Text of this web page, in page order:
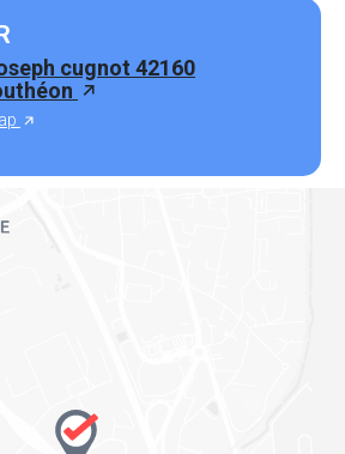
cugnot 42160